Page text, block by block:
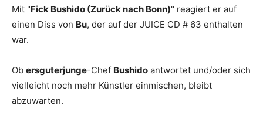
Mit "Fick Bushido (Zurück nach Bonn)" reagiert er auf
einen Diss von Bu, der auf der JUICE CD # 63 enthalten
war.
Ob ersguterjunge-Chef Bushido antwortet und/oder sich
vielleicht noch mehr Künstler einmischen, bleibt
abzuwarten.